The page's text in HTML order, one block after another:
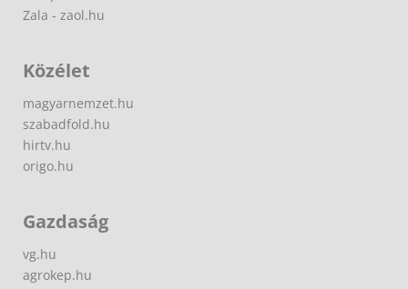
Zala - zaol.hu
Közélet
magyarnemzet.hu
szabadfold.hu
hirtv.hu
origo.hu
Gazdaság
vg.hu
agrokep.hu